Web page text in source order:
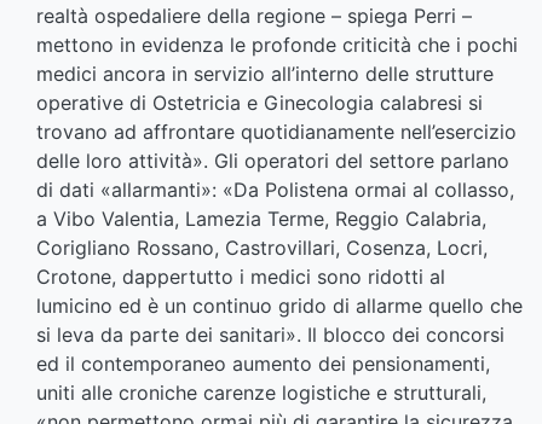
realtà ospedaliere della regione – spiega Perri –
mettono in evidenza le profonde criticità che i pochi
medici ancora in servizio all’interno delle strutture
operative di Ostetricia e Ginecologia calabresi si
trovano ad affrontare quotidianamente nell’esercizio
delle loro attività». Gli operatori del settore parlano
di dati «allarmanti»: «Da Polistena ormai al collasso,
a Vibo Valentia, Lamezia Terme, Reggio Calabria,
Corigliano Rossano, Castrovillari, Cosenza, Locri,
Crotone, dappertutto i medici sono ridotti al
lumicino ed è un continuo grido di allarme quello che
si leva da parte dei sanitari». Il blocco dei concorsi
ed il contemporaneo aumento dei pensionamenti,
uniti alle croniche carenze logistiche e strutturali,